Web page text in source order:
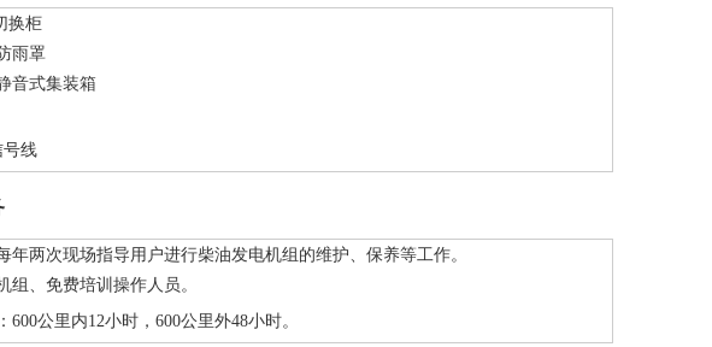
换柜
雨罩
音式集装箱
号线
年两次现场指导用户进行柴油发电机组的维护、保养等工作。
组、免费培训操作人员。
600公里内12小时，600公里外48小时。